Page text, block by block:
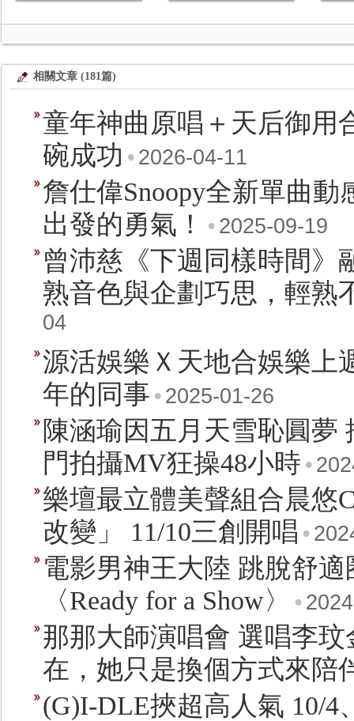
相關文章 (181篇)
童年神曲原唱＋天后御用
碗成功 • 2026-04-11
詹仕偉Snoopy全新單曲
出發的勇氣！
• 2025-09-19
曾沛慈《下週同樣時間》
熟音色與企劃巧思，輕熟
04
源活娛樂Ｘ天地合娛樂上
年的同事 • 2025-01-26
陳涵瑜因五月天雪恥圓夢
門拍攝MV狂操48小時 •
樂壇最立體美聲組合晨悠
改變」 11/10三創開唱 •
電影男神王大陸 跳脫舒
〈Ready for a Show〉
•
那那大師演唱會 選唱李
在，她只是換個方式來陪
(G)I-DLE挾超高人氣 10/4